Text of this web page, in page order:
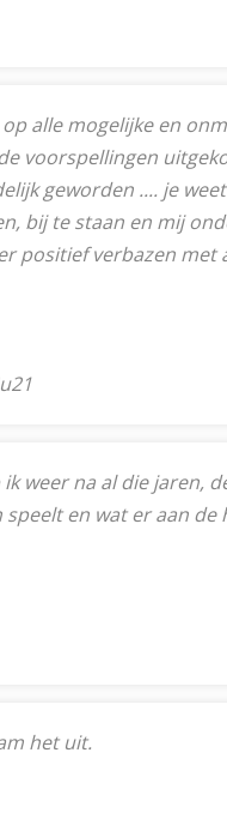
alle mogelijke en
voorspellingen
geworden .... je
bij te staan en mij
positief verbazen
weer na al die jaren,
en wat er aan de
het uit.